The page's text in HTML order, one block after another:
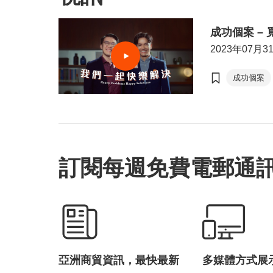
成功個案 –
2023年07月
成功個案
訂閱每週免費電郵通
亞洲商貿資訊，最快最新 多媒體方式展